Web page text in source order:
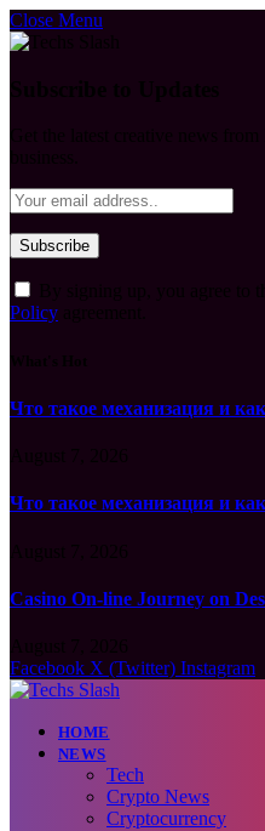
Close Menu
Policy
Что такое механизация и
Что такое механизация и
Casino On-line Journey on
Facebook X (Twitter) Instagram
HOME
NEWS
Tech
Crypto News
Cryptocurrency